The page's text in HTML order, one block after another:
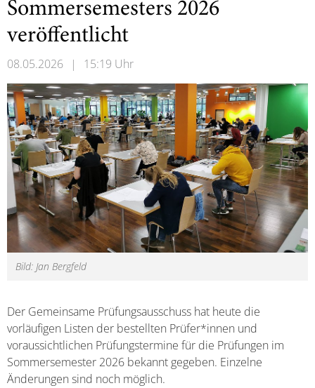
Sommersemesters 2026
veröffentlicht
08.05.2026 | 15:19 Uhr
Bild: Jan Bergfeld
Der Gemeinsame Prüfungsausschuss hat heute die
vorläufigen Listen der bestellten Prüfer*innen und
voraussichtlichen Prüfungstermine für die Prüfungen im
Sommersemester 2026 bekannt gegeben. Einzelne
Änderungen sind noch möglich.